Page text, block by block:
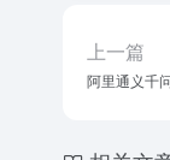
上一篇
阿里通义千